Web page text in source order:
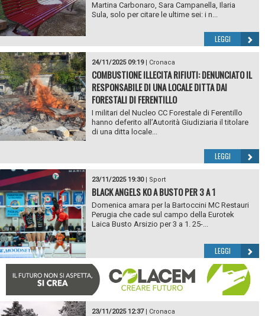
Martina Carbonaro, Sara Campanella, Ilaria
Sula, solo per citare le ultime sei: i n...
LEGGI
24/11/2025 09:19| Cronaca
COMBUSTIONE ILLECITA RIFIUTI: DENUNCIATO IL
RESPONSABILE DI UNA LOCALE DITTA DAI
FORESTALI DI FERENTILLO
I militari del Nucleo CC Forestale di Ferentillo
hanno deferito all’Autorità Giudiziaria il titolare
di una ditta locale...
LEGGI
23/11/2025 19:30| Sport
BLACK ANGELS KO A BUSTO PER 3 A 1
Domenica amara per la Bartoccini MC Restauri
Perugia che cade sul campo della Eurotek
Laica Busto Arsizio per 3 a 1. 25-...
LEGGI
23/11/2025 12:37| Cronaca